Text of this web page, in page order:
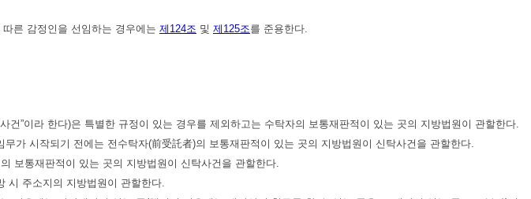
따른 감정인을 선임하는 경우에는 제124조 및 제125조를 준용한다.
건”이라 한다)은 특별한 규정이 있는 경우를 제외하고는 수탁자의 보통재판적이 있는 곳의 지방법원이 관할한다.
가 시작되기 전에는 전수탁자(前受託者)의 보통재판적이 있는 곳의 지방법원이 신탁사건을 관할한다.
보통재판적이 있는 곳의 지방법원이 신탁사건을 관할한다.
시 주소지의 지방법원이 관할한다.